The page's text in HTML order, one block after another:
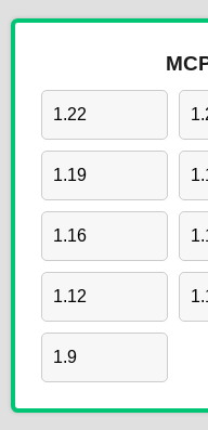
1.22
1.19
1.16
1.12
1.9